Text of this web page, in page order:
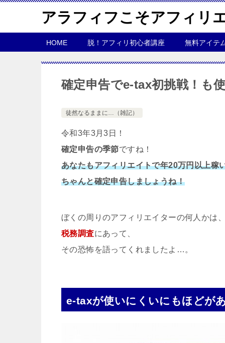
アラフィフこそアフィリ
HOME 脱！アフィリ初心者講座 無料アイテ
確定申告でe-tax初挑戦！も
徒然なるままに…（雑記）
令和3年3月3日！
確定申告の季節ですね！
あなたもアフィリエイトで年20万円以上稼
ちゃんと確定申告しましょうね！
ぼくの周りのアフィリエイターの何人かは
税務調査にあって、
その恐怖を語ってくれましたよ…。
e-taxが使いにくいにもほどが